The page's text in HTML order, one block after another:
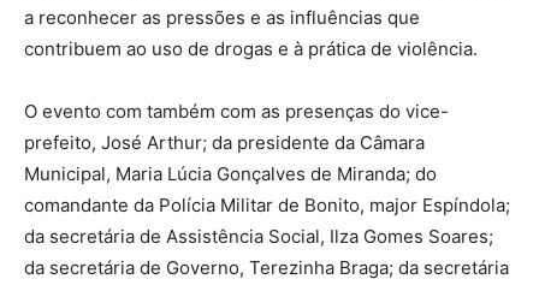
a reconhecer as pressões e as influências que
contribuem ao uso de drogas e à prática de violência.
O evento com também com as presenças do vice-
prefeito, José Arthur; da presidente da Câmara
Municipal, Maria Lúcia Gonçalves de Miranda; do
comandante da Polícia Militar de Bonito, major Espíndola;
da secretária de Assistência Social, Ilza Gomes Soares;
da secretária de Governo, Terezinha Braga; da secretária